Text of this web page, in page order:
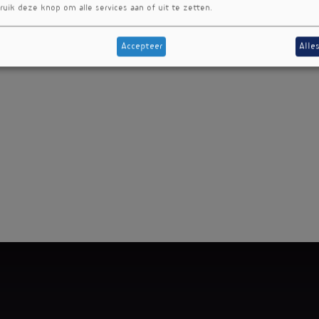
deze knop om alle services aan of uit te zetten.
Accepteer